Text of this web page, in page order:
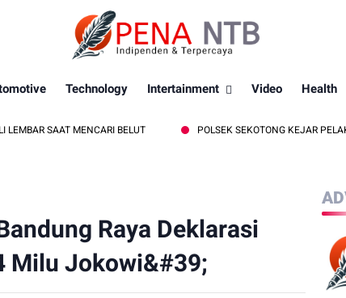
Technology Intertainment Video Health
SAAT MENCARI BELUT POLSEK SEKOTONG KEJAR PELAKU
Raya Deklarasi
Milu Jokowi&#39;